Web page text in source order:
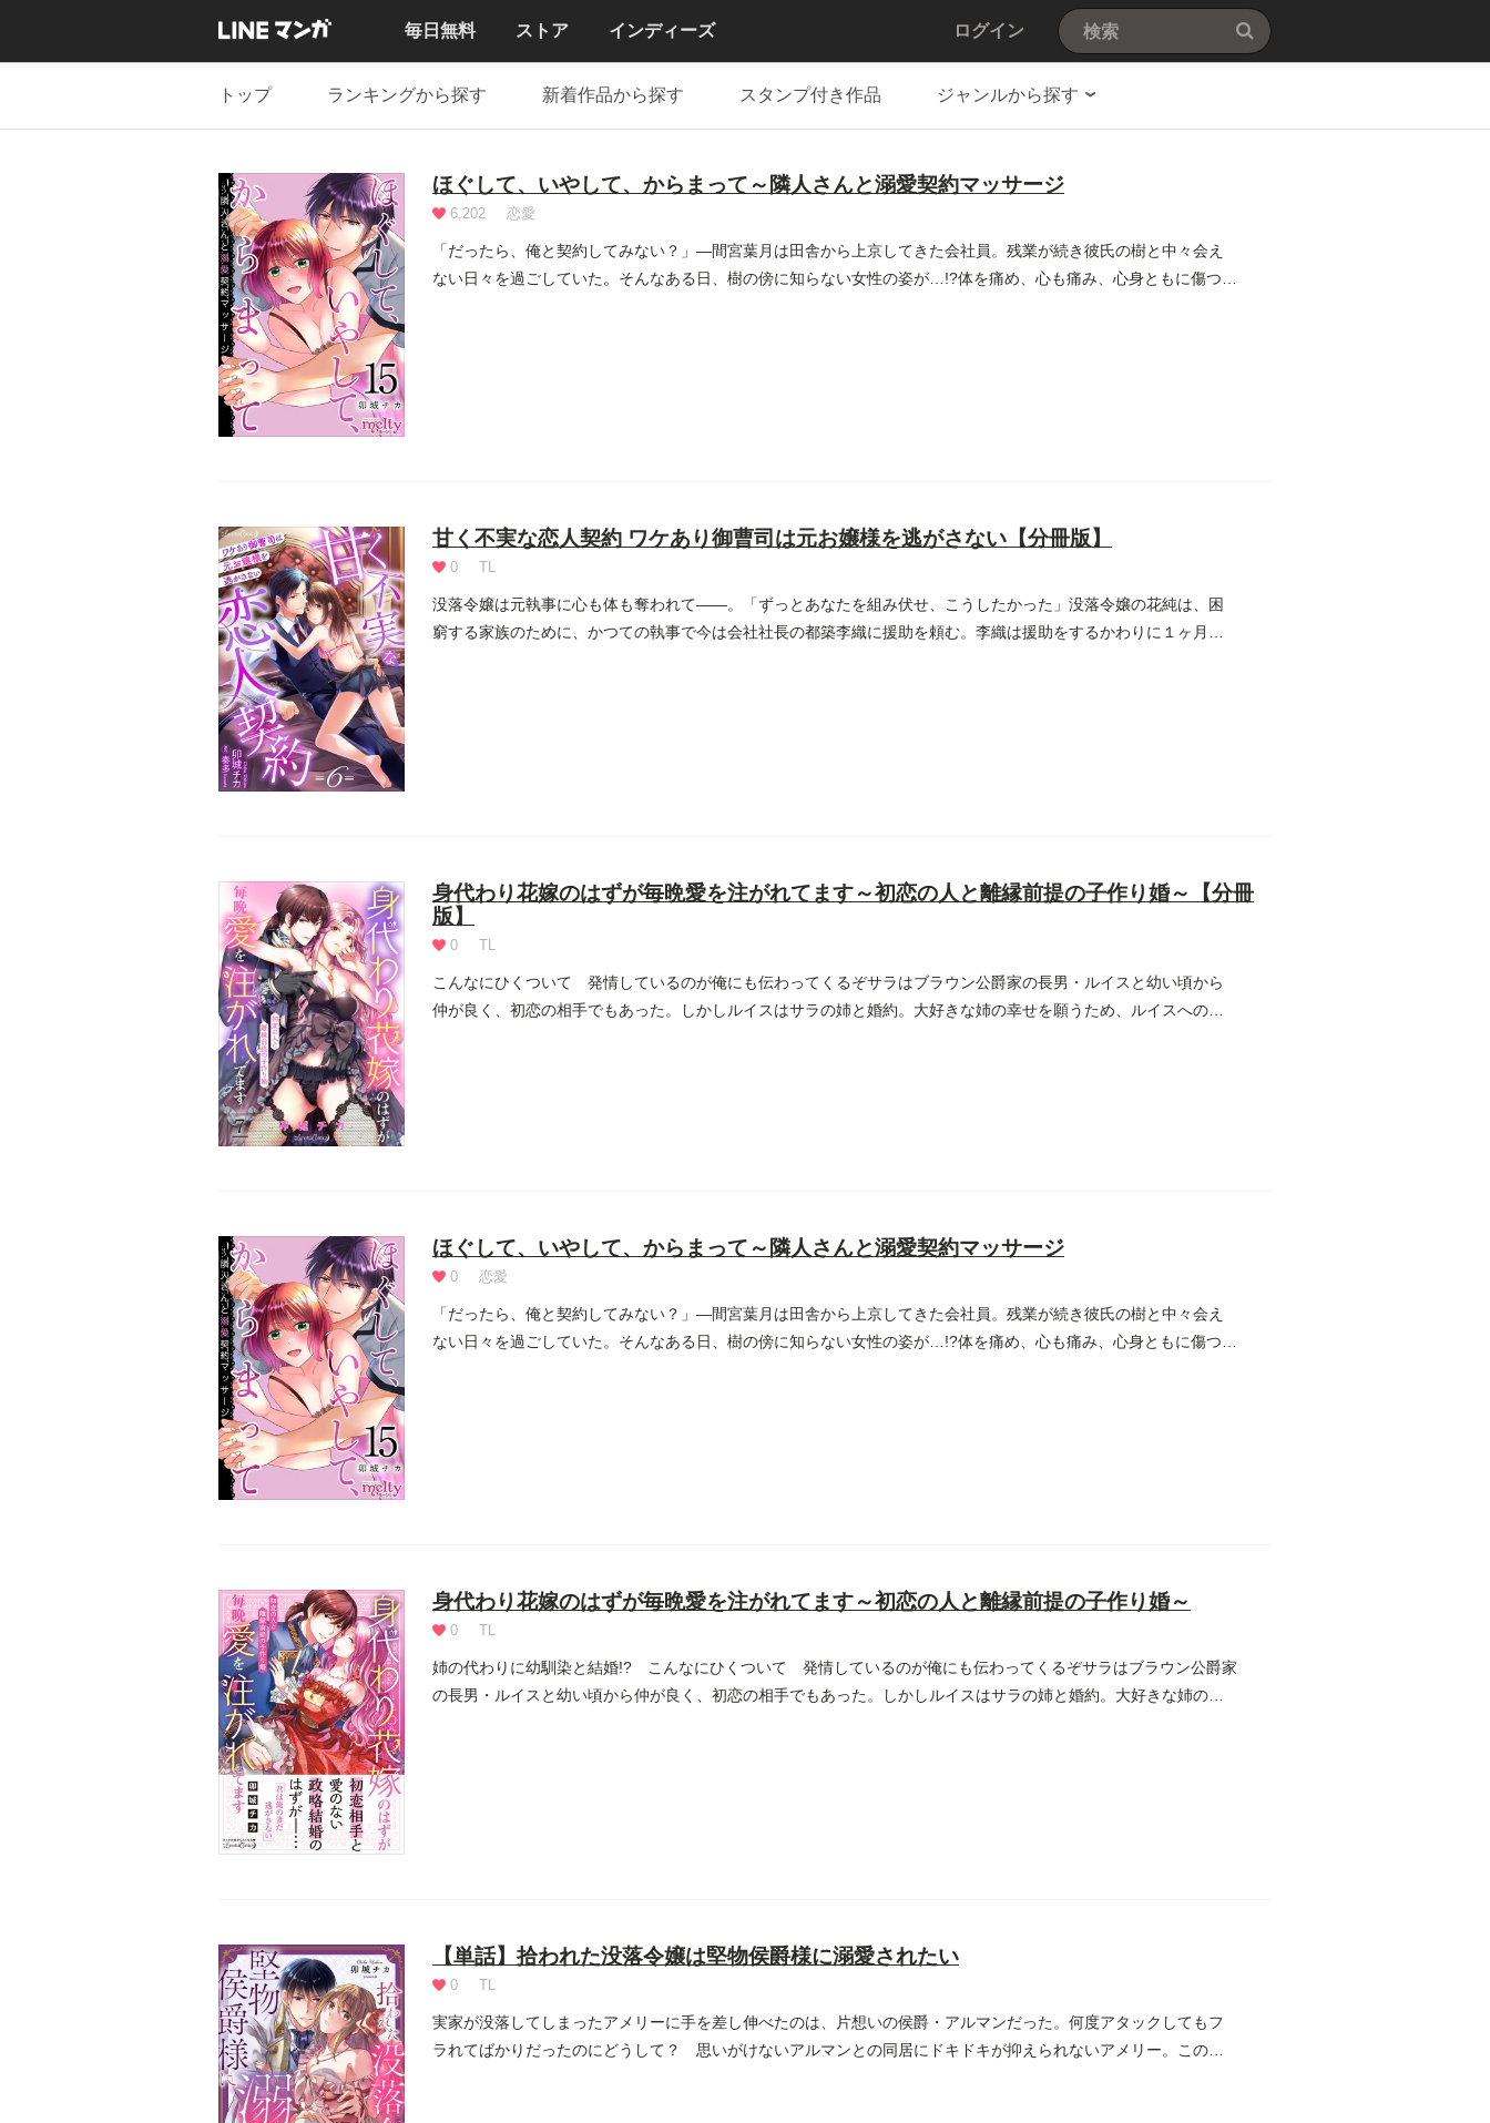
毎日無料 ストア インディーズ ログイン
トップ ランキングから探す 新着作品から探す スタンプ付き作品 ジャンルから探す
ほぐして、いやして、からまって～隣人さんと溺愛契約マッサージ
6,202 恋愛
「だったら、俺と契約してみない？」―間宮葉月は田舎から上京してきた会社員。残業が続き彼氏の樹と中々会え
ない日々を過ごしていた。そんなある日、樹の傍に知らない女性の姿が…!?体を痛め、心も痛み、心身ともに傷つく
甘く不実な恋人契約 ワケあり御曹司は元お嬢様を逃がさない【分冊版】
0 TL
没落令嬢は元執事に心も体も奪われて――。「ずっとあなたを組み伏せ、こうしたかった」没落令嬢の花純は、困
窮する家族のために、かつての執事で今は会社社長の都築李織に援助を頼む。李織は援助をするかわりに１ヶ月
身代わり花嫁のはずが毎晩愛を注がれてます～初恋の人と離縁前提の子作り婚～【分冊
版】
0 TL
こんなにひくついて 発情しているのが俺にも伝わってくるぞサラはブラウン公爵家の長男・ルイスと幼い頃から
仲が良く、初恋の相手でもあった。しかしルイスはサラの姉と婚約。大好きな姉の幸せを願うため、ルイスへの淡
ほぐして、いやして、からまって～隣人さんと溺愛契約マッサージ
0 恋愛
「だったら、俺と契約してみない？」―間宮葉月は田舎から上京してきた会社員。残業が続き彼氏の樹と中々会え
ない日々を過ごしていた。そんなある日、樹の傍に知らない女性の姿が…!?体を痛め、心も痛み、心身ともに傷つく
身代わり花嫁のはずが毎晩愛を注がれてます～初恋の人と離縁前提の子作り婚～
0 TL
姉の代わりに幼馴染と結婚!? こんなにひくついて 発情しているのが俺にも伝わってくるぞサラはブラウン公爵家
の長男・ルイスと幼い頃から仲が良く、初恋の相手でもあった。しかしルイスはサラの姉と婚約。大好きな姉の幸
【単話】拾われた没落令嬢は堅物侯爵様に溺愛されたい
0 TL
実家が没落してしまったアメリーに手を差し伸べたのは、片想いの侯爵・アルマンだった。何度アタックしてもフ
ラれてばかりだったのにどうして？ 思いがけないアルマンとの同居にドキドキが抑えられないアメリー。この同